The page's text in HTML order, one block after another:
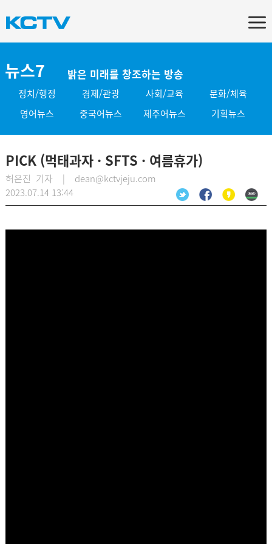
뉴스7 밝은 미래를 창조하는 방송
정치/행정 경제/관광 사회/교육
문화/체육
영어뉴스
중국어뉴스 제주어뉴스 기획뉴스
PICK (먹태과자 · SFTS · 여름휴가)
허은진 기자 | dean@kctvjeju.com
2023.07.14 13:44